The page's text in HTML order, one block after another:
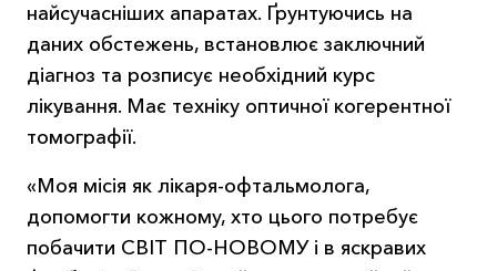
найсучасніших апаратах. Ґрунтуючись на
даних обстежень, встановлює заключний
діагноз та розписує необхідний курс
лікування. Має техніку оптичної когерентної
томографії.
«Моя місія як лікаря-офтальмолога,
допомогти кожному, хто цього потребує
побачити СВІТ ПО-НОВОМУ і в яскравих